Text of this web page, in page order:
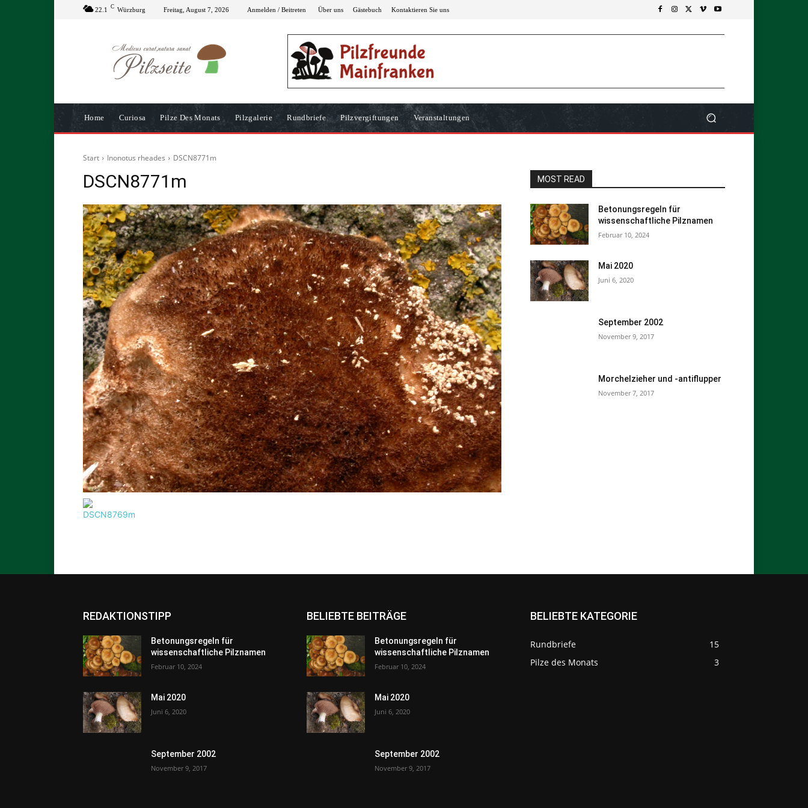
22.1 C Würzburg Freitag, August 7, 2026 Anmelden / Beitreten Über uns Gästebuch Kontaktieren Sie uns
Home Curiosa Pilze Des Monats Pilzgalerie Rundbriefe Pilzvergiftungen Veranstaltungen
Start Inonotus rheades DSCN8771m
DSCN8771m MOST READ
Betonungsregeln für
wissenschaftliche Pilznamen
Februar 10, 2024
Mai 2020
Juni 6, 2020
September 2002
November 9, 2017
Morchelzieher und -antiflupper
November 7, 2017
REDAKTIONSTIPP
Betonungsregeln für
wissenschaftliche Pilznamen
Februar 10, 2024
Mai 2020
Juni 6, 2020
September 2002
November 9, 2017
BELIEBTE BEITRÄGE
Betonungsregeln für
wissenschaftliche Pilznamen
Februar 10, 2024
Mai 2020
Juni 6, 2020
September 2002
November 9, 2017
BELIEBTE KATEGORIE
Rundbriefe
15
Pilze des Monats
3